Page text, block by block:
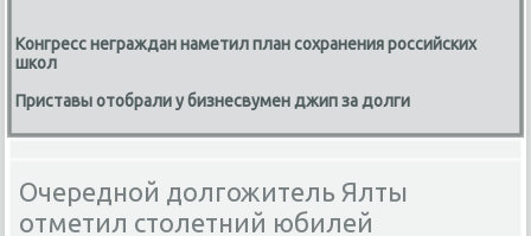
Конгресс неграждан наметил план сохранения российских
школ
Приставы отобрали у бизнесвумен джип за долги
Очередной долгожитель Ялты
отметил столетний юбилей